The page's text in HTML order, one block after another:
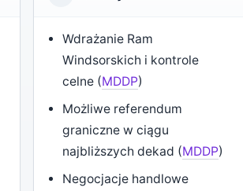
Wdrażanie Ram
Windsorskich i kontrole
celne (MDDP)
Możliwe referendum
graniczne w ciągu
najbliższych dekad (MDDP)
Negocjacje handlowe